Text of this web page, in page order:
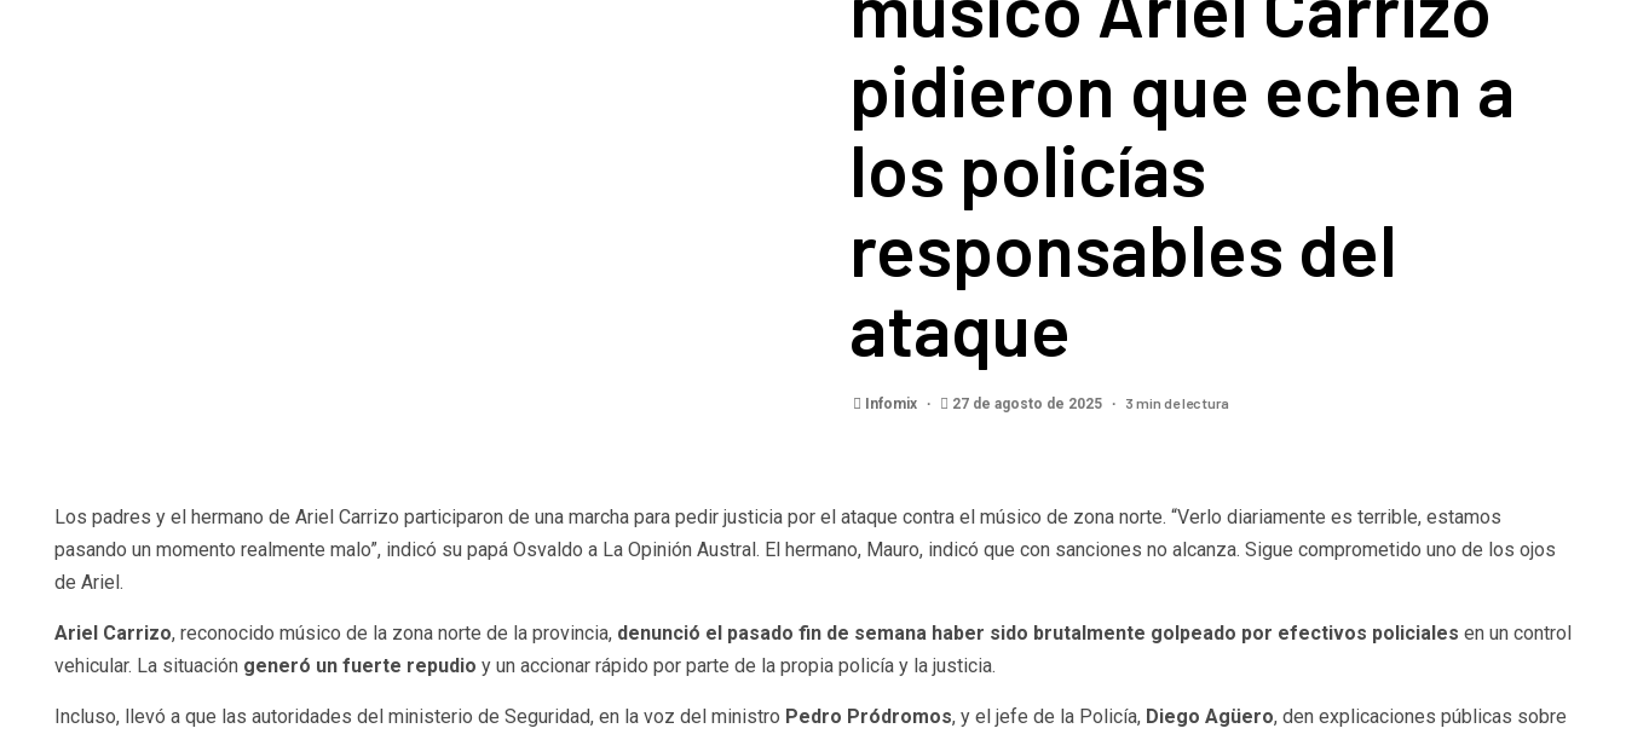
pidieron que echen a
los policías
responsables del
ataque
Infomix 27 de agosto de 2025 3 min de lectura
Los padres y el hermano de Ariel Carrizo participaron de una marcha para pedir justicia por el ataque contra el músico de zona norte. “Verlo diariamente es terrible, estamos
pasando un momento realmente malo”, indicó su papá Osvaldo a La Opinión Austral. El hermano, Mauro, indicó que con sanciones no alcanza. Sigue comprometido uno de los ojos
de Ariel.
Ariel Carrizo, reconocido músico de la zona norte de la provincia, denunció el pasado fin de semana haber sido brutalmente golpeado por efectivos policiales en un control
vehicular. La situación generó un fuerte repudio y un accionar rápido por parte de la propia policía y la justicia.
Incluso, llevó a que las autoridades del ministerio de Seguridad, en la voz del ministro Pedro Pródromos, y el jefe de la Policía, Diego Agüero, den explicaciones públicas sobre